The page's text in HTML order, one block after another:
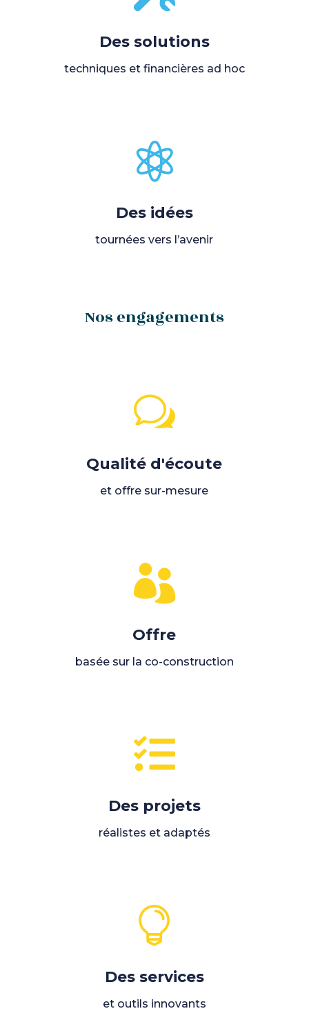
Des solutions
techniques et financières ad hoc

Des idées
tournées vers l’avenir
Nos engagements
w
Qualité d'écoute
et offre sur-mesure

Offre
basée sur la co-construction

Des projets
réalistes et adaptés

Des services
et outils innovants